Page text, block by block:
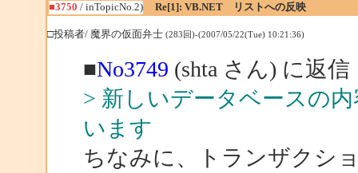
■3750 / inTopicNo.2) Re[1]: VB.NET リストへの反映
□投稿者/ 魔界の仮面弁士 (283回)-(2007/05/22(Tue) 10:21:36)
■No3749 (shta さん) に返信
> 新しいデータベースの
います
ちなみに、トランザクシ